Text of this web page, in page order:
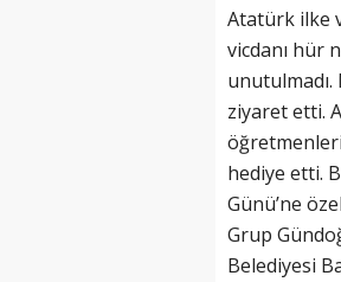
Atatürk ilke
vicdanı hür
unutulmadı.
ziyaret etti.
hediye etti.
Günü’ne
Grup
Belediyesi